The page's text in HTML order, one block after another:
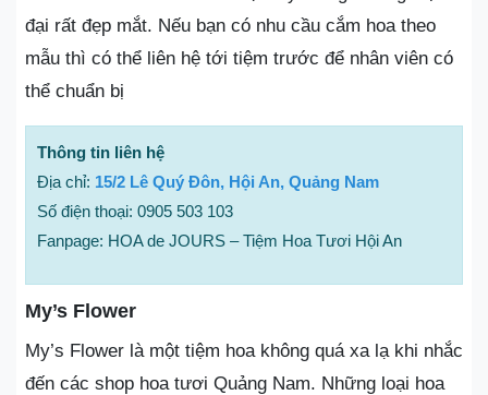
đại rất đẹp mắt. Nếu bạn có nhu cầu cắm hoa theo
mẫu thì có thể liên hệ tới tiệm trước để nhân viên có
thể chuẩn bị
Thông tin liên hệ
Địa chỉ: 15/2 Lê Quý Đôn, Hội An, Quảng Nam
Số điện thoại: 0905 503 103
Fanpage: HOA de JOURS – Tiệm Hoa Tươi Hội An
My’s Flower
My’s Flower là một tiệm hoa không quá xa lạ khi nhắc
đến các shop hoa tươi Quảng Nam. Những loại hoa